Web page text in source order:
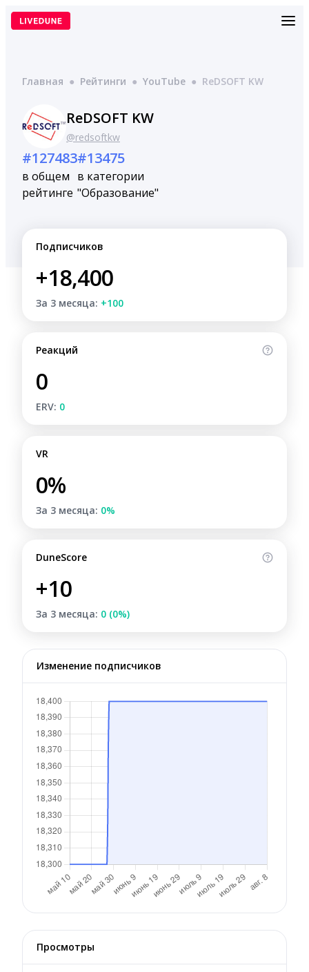
Перейти
Главная ● Рейтинги ● YouTube ● ReDSOFT KW
ReDSOFT KW
@redsoftkw
#127483
в общем
рейтинге
#13475
в категории
"Образование"
Подписчиков
+18,400
За 3 месяца: +100
Реакций
0
ERV: 0
VR
0%
За 3 месяца: 0%
DuneScore
+10
За 3 месяца: 0 (0%)
Изменение подписчиков
Просмотры